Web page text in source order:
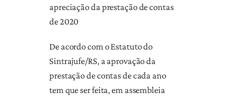
apreciação da prestação de contas
de 2020
De acordo com o Estatuto do
Sintrajufe/RS, a aprovação da
prestação de contas de cada ano
tem que ser feita, em assembleia